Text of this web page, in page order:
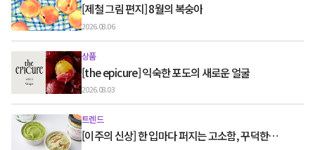
[제철 그림 편지] 8월의 복숭아
2026.08.06
상품
[the epicure] 익숙한 포도의 새로운 얼굴
2026.08.03
트렌드
[이주의 신상] 한 입마다 퍼지는 고소함, 꾸덕한